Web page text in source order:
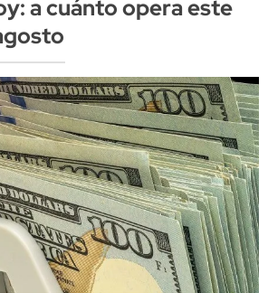
a cuánto opera este